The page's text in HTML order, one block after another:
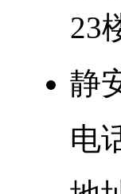
23
静
电